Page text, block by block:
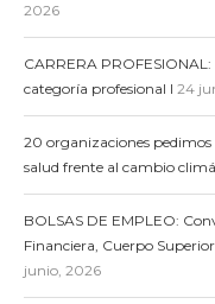
2026
CARRERA
categoría profesional I 24
20 organizaciones
salud frente al cambio
BOLSAS DE EMPLEO:
Financiera, Cuerpo
junio, 2026